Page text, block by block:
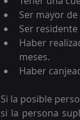
Ser mayor de
Ser
Haber
meses.
Haber
Si la posible
si la persona